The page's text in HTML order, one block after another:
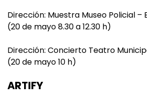
Dirección: Muestra Museo Policial –
(20 de mayo 8.30 a 12.30 h)
Dirección: Concierto Teatro
(20 de mayo 10 h)
ARTIFY